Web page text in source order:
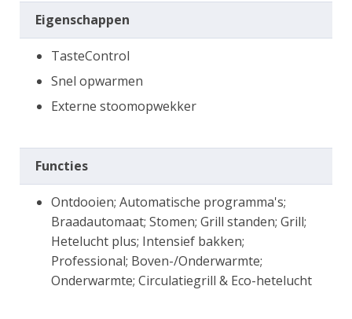
Eigenschappen
TasteControl
Snel opwarmen
Externe stoomopwekker
Functies
Ontdooien; Automatische programma's;
Braadautomaat; Stomen; Grill standen; Grill;
Hetelucht plus; Intensief bakken;
Professional; Boven-/Onderwarmte;
Onderwarmte; Circulatiegrill & Eco-hetelucht